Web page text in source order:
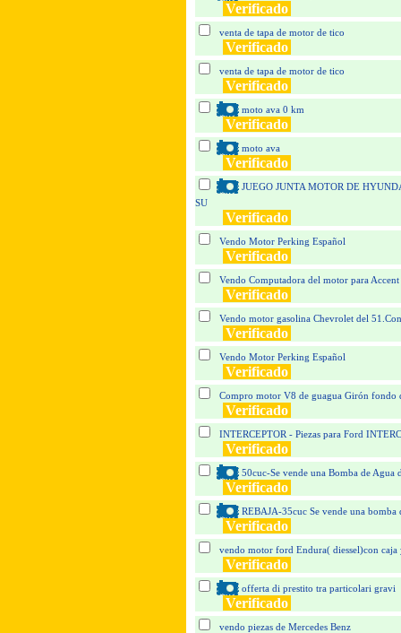
Verificado
venta de tapa de motor de tico
Verificado
venta de tapa de motor de tico
Verificado
moto ava 0 km
Verificado
moto ava
Verificado
JUEGO JUNTA MOTOR DE
SU
Verificado
Vendo Motor Perking Español
Verificado
Vendo Computadora del motor para
Verificado
Vendo motor gasolina Chevrolet del
Verificado
Vendo Motor Perking Español
Verificado
Compro motor V8 de guagua Girón fondo
Verificado
INTERCEPTOR - Piezas para Ford
Verificado
50cuc-Se vende una Bomba de Agua
Verificado
REBAJA-35cuc Se vende una
Verificado
vendo motor ford Endura( diessel)con caja
Verificado
offerta di prestito tra particolari gravi
Verificado
vendo piezas de Mercedes Benz